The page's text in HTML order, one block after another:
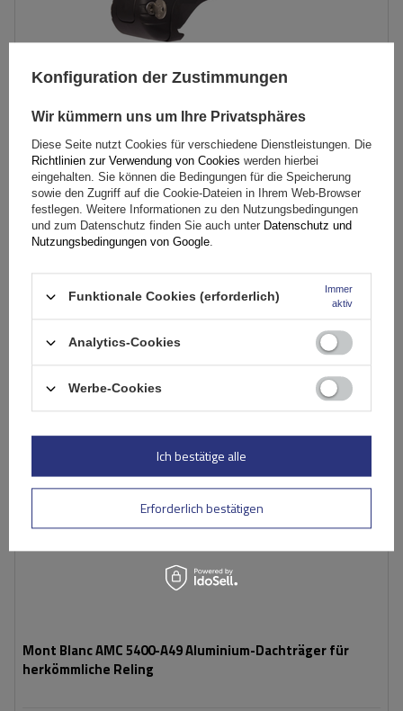
Mont Blanc AMC 5400 Stahldachträger für herkömmliche
Reling
165,49 €inkl. MwSt
In den
Mont Blanc AMC 5400-A49 Aluminium-Dachträger für
herkömmliche Reling
Konfiguration der Zustimmungen
Wir kümmern uns um Ihre Privatsphäres
Diese Seite nutzt Cookies für verschiedene Dienstleistungen. Die
Richtlinien zur Verwendung von Cookies werden hierbei
eingehalten. Sie können die Bedingungen für die Speicherung
sowie den Zugriff auf die Cookie-Dateien in Ihrem Web-Browser
festlegen. Weitere Informationen zu den Nutzungsbedingungen
und zum Datenschutz finden Sie auch unter Datenschutz und
Nutzungsbedingungen von Google.
Funktionale Cookies (erforderlich)
Immer
aktiv
Analytics-Cookies
Werbe-Cookies
Erforderlich bestätigen
Ich bestätige alle